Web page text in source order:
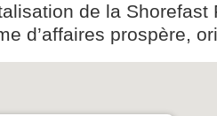
de la Shorefast
d’affaires prospère,